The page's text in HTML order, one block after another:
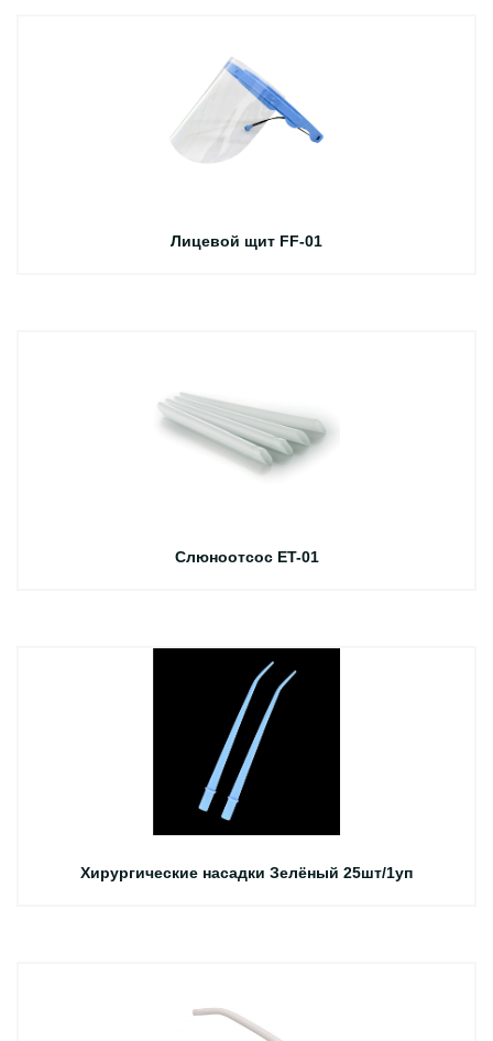
Лицевой щит FF-01
Слюноотсос ET-01
Хирургические насадки Зелёный 25шт/1уп